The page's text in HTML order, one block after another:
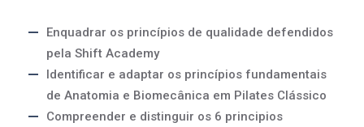
Enquadrar os princípios de qualidade defendidos
pela Shift Academy
Identificar e adaptar os princípios fundamentais
de Anatomia e Biomecânica em Pilates Clássico
Compreender e distinguir os 6 principios